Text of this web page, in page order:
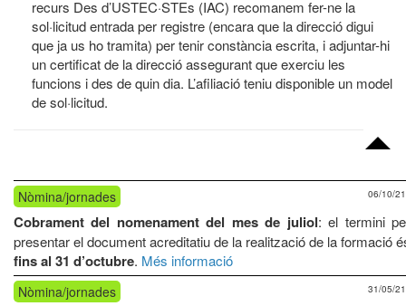
recurs Des d’USTEC·STEs (IAC) recomanem fer-ne la
sol·licitud entrada per registre (encara que la direcció digui
que ja us ho tramita) per tenir constància escrita, i adjuntar-hi
un certificat de la direcció assegurant que exerciu les
funcions i des de quin dia. L’afiliació teniu disponible un model
de sol·licitud.
Nòmina/jornades 06/10/21
Cobrament del nomenament del mes de juliol: el termini
presentar el document acreditatiu de la realització de la formació
fins al 31 d’octubre. Més informació
Nòmina/jornades 31/05/21